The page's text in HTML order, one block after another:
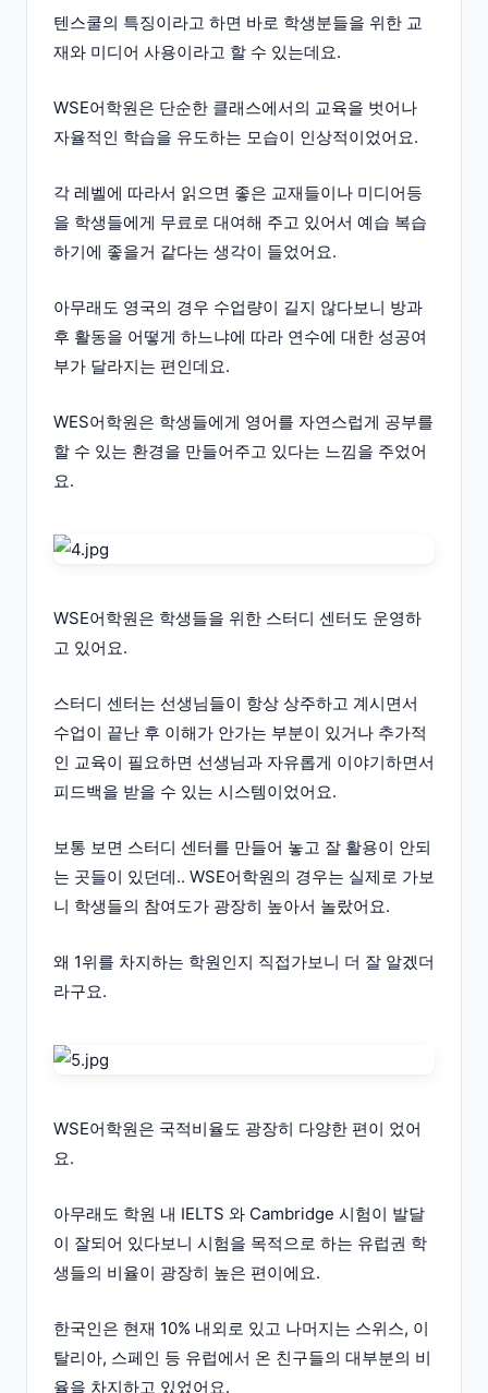
텐스쿨의 특징이라고 하면 바로 학생분들을 위한 교
재와 미디어 사용이라고 할 수 있는데요.
WSE어학원은 단순한 클래스에서의 교육을 벗어나
자율적인 학습을 유도하는 모습이 인상적이었어요.
각 레벨에 따라서 읽으면 좋은 교재들이나 미디어등
을 학생들에게 무료로 대여해 주고 있어서 예습 복습
하기에 좋을거 같다는 생각이 들었어요.
아무래도 영국의 경우 수업량이 길지 않다보니 방과
후 활동을 어떻게 하느냐에 따라 연수에 대한 성공여
부가 달라지는 편인데요.
WES어학원은 학생들에게 영어를 자연스럽게 공부를
할 수 있는 환경을 만들어주고 있다는 느낌을 주었어
요.
WSE어학원은 학생들을 위한 스터디 센터도 운영하
고 있어요.
스터디 센터는 선생님들이 항상 상주하고 계시면서
수업이 끝난 후 이해가 안가는 부분이 있거나 추가적
인 교육이 필요하면 선생님과 자유롭게 이야기하면서
피드백을 받을 수 있는 시스템이었어요.
보통 보면 스터디 센터를 만들어 놓고 잘 활용이 안되
는 곳들이 있던데.. WSE어학원의 경우는 실제로 가보
니 학생들의 참여도가 광장히 높아서 놀랐어요.
왜 1위를 차지하는 학원인지 직접가보니 더 잘 알겠더
라구요.
WSE어학원은 국적비율도 광장히 다양한 편이 었어
요.
아무래도 학원 내 IELTS 와 Cambridge 시험이 발달
이 잘되어 있다보니 시험을 목적으로 하는 유럽권 학
생들의 비율이 광장히 높은 편이에요.
한국인은 현재 10% 내외로 있고 나머지는 스위스, 이
탈리아, 스페인 등 유럽에서 온 친구들의 대부분의 비
율을 차지하고 있었어요.